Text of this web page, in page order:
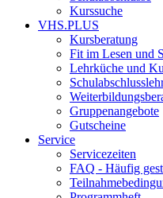
Kurssuche
VHS.PLUS
Kursberatung
Fit im Lesen und
Lehrküche und
Gruppenangebote
Gutscheine
Service
Servicezeiten
FAQ - Häufig